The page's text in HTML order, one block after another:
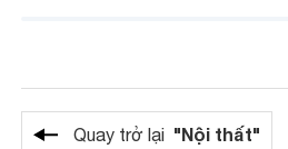
Quay trở lại "Nội thất"